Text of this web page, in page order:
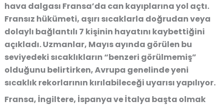
hava dalgası Fransa’da can kayıplarına yol açtı.
Fransız hükümeti, aşırı sıcaklarla doğrudan veya
dolaylı bağlantılı 7 kişinin hayatını kaybettiğini
açıkladı. Uzmanlar, Mayıs ayında görülen bu
seviyedeki sıcaklıkların “benzeri görülmemiş”
olduğunu belirtirken, Avrupa genelinde yeni
sıcaklık rekorlarının kırılabileceği uyarısı yapılıyor.
Fransa, İngiltere, İspanya ve İtalya başta olmak